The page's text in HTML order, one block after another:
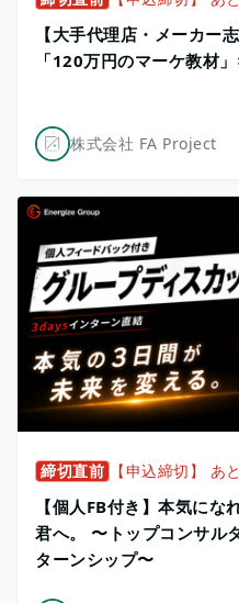
【大手代理店・メーカー
「120万円のマーケ教材
株式会社 FA Project
締切直前 【申込締切】 あ
【個人FB付き】本気に
君へ。 〜トップコンサル
ターンシップ〜